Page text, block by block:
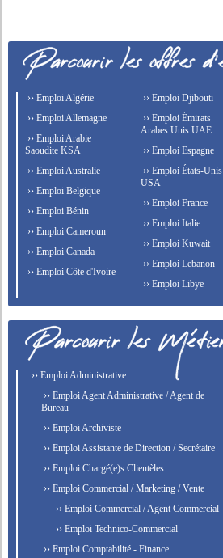
›› Emploi Algérie
›› Emploi Allemagne
›› Emploi Arabie
Saoudite KSA
›› Emploi Australie
›› Emploi Belgique
›› Emploi Bénin
›› Emploi Cameroun
›› Emploi Canada
›› Emploi Côte d'Ivoire
›› Emploi Djibouti
›› Emploi Émirats
Arabes Unis UAE
›› Emploi Espagne
›› Emploi États-Unis
USA
›› Emploi France
›› Emploi Italie
›› Emploi Kuwait
›› Emploi Lebanon
›› Emploi Libye
›› Emploi Administrative
›› Emploi Agent Administrative / Agent de
Bureau
›› Emploi Archiviste
›› Emploi Assistante de Direction / Secrétaire
›› Emploi Chargé(e)s Clientèles
›› Emploi Commercial / Marketing / Vente
›› Emploi Commercial / Agent Commercial
›› Emploi Technico-Commercial
›› Emploi Comptabilité - Finance